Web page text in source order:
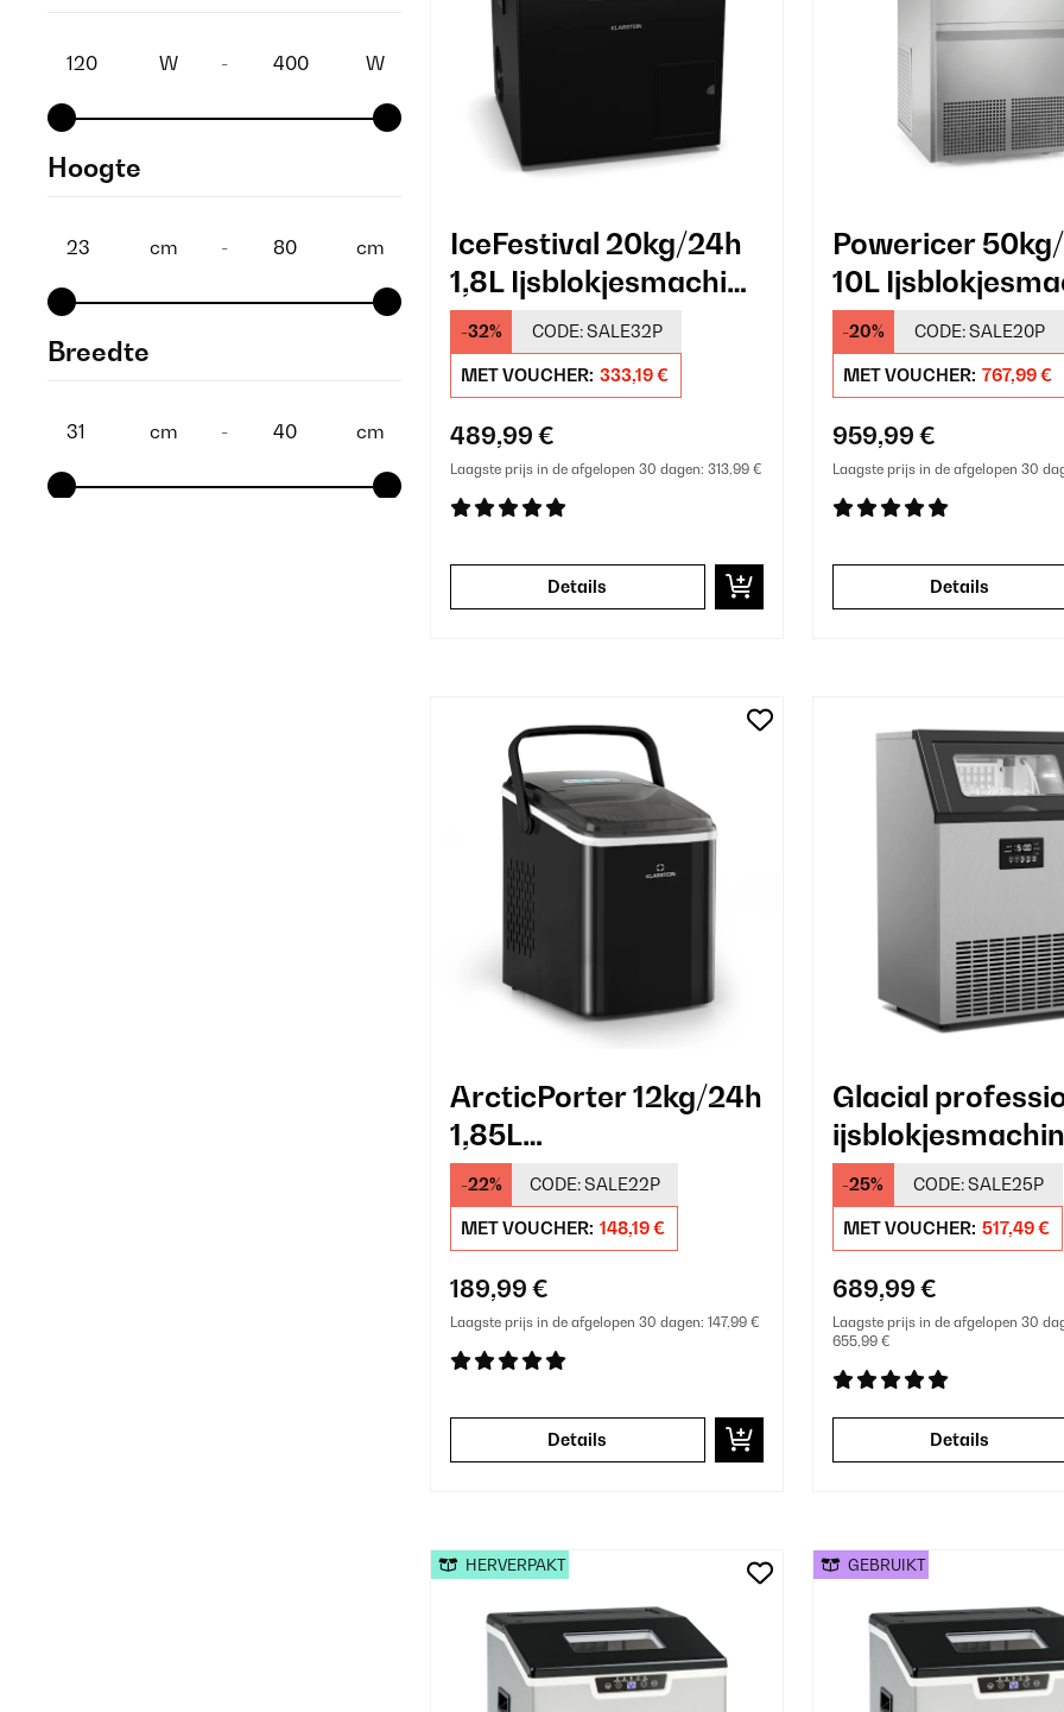
W - W
Hoogte
cm - cm
Breedte
cm - cm
IceFestival 20kg/24h
1,8L Ijsblokjesmachine
Zwart
-32% CODE: SALE32P
MET VOUCHER: 333,19 €
489,99 €
Laagste prijs in de afgelopen 30 dagen: 313,99 €
Details
Powericer
10L
Horeca Zilver
-20% CODE:SALE20P
MET VOUCHER: 767,99 €
959,99 €
Laagste prijs in de afgelopen 30
Details
ArcticPorter 12kg/24h
1,85L
Ijsblokjesmachine
Zwart
-22% CODE:SALE22P
MET VOUCHER: 148,19 €
189,99 €
Laagste prijs in de afgelopen 30 dagen: 147,99 €
Details
Glacial
kg
-25% CODE:SALE25P
MET VOUCHER: 517,49 €
689,99 €
Laagste prijs in de afgelopen 30
655,99 €
Details
HERVERPAKT GEBRUIKT